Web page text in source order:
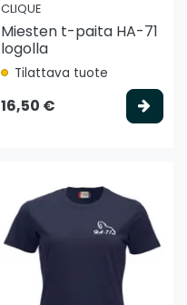
CLIQUE
Miesten t-paita HA-71
logolla
Tilattava tuote
16,50 €